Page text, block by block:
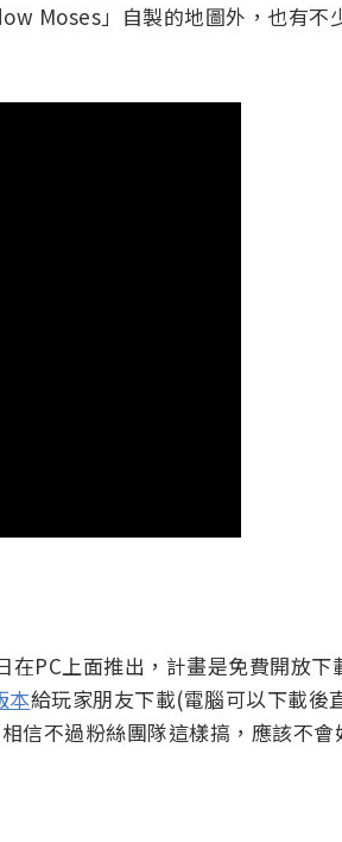
Moses」自製的地圖外，也有不
PC上面推出，計畫是免費開放下
本給玩家朋友下載(電腦可以下載後
信不過粉絲團隊這樣搞，應該不會